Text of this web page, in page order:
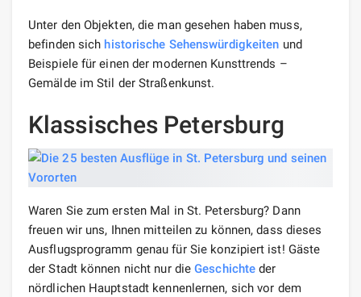
Unter den Objekten, die man gesehen haben muss,
befinden sich historische Sehenswürdigkeiten und
Beispiele für einen der modernen Kunsttrends –
Gemälde im Stil der Straßenkunst.
Klassisches Petersburg
Waren Sie zum ersten Mal in St. Petersburg? Dann
freuen wir uns, Ihnen mitteilen zu können, dass dieses
Ausflugsprogramm genau für Sie konzipiert ist! Gäste
der Stadt können nicht nur dieGeschichte der
nördlichen Hauptstadt kennenlernen, sich vor dem